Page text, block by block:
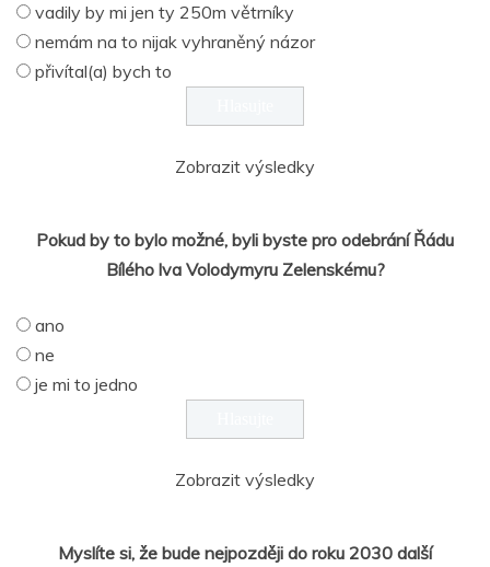
vadily by mi jen ty 250m větrníky
nemám na to nijak vyhraněný názor
přivítal(a) bych to
Zobrazit výsledky
Pokud by to bylo možné, byli byste pro odebrání Řádu
Bílého lva Volodymyru Zelenskému?
ano
ne
je mi to jedno
Zobrazit výsledky
Myslíte si, že bude nejpozději do roku 2030 další